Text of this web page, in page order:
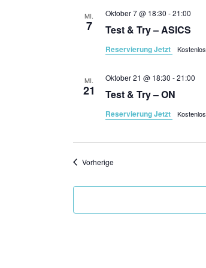
MI.
7 Test & Try – ASICS
Oktober 7 @ 18:30 -21:00
Reservierung Jetzt Kostenlos
MI.
21 Test & Try – ON
Oktober 21 @ 18:30 -21:00
Reservierung Jetzt Kostenlos
VorherigeVeranstaltungen